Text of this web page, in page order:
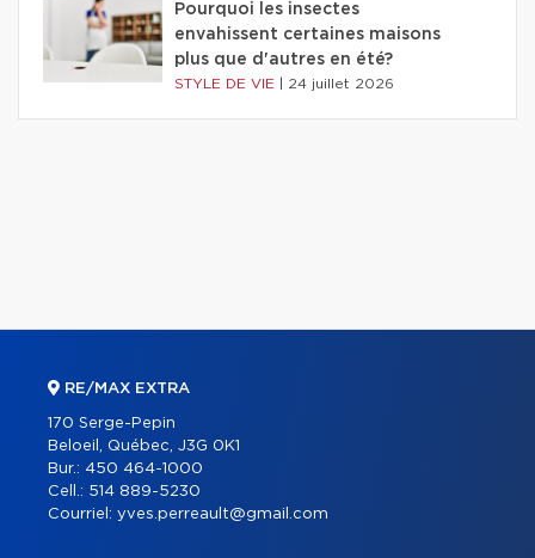
Pourquoi les insectes
envahissent certaines maisons
plus que d'autres en été?
STYLE DE VIE 24 juillet 2026
RE/MAX EXTRA
170 Serge-Pepin
Beloeil, Québec, J3G 0K1
Bur.: 450 464-1000
Cell.: 514 889-5230
Courriel: yves.perreault@gmail.com